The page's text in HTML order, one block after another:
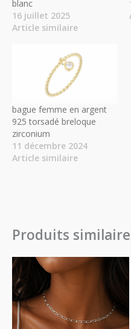
blanc
16 juillet 2025
Article similaire
bague femme en argent
925 torsadé breloque
zirconium
11 décembre 2024
Article similaire
Produits